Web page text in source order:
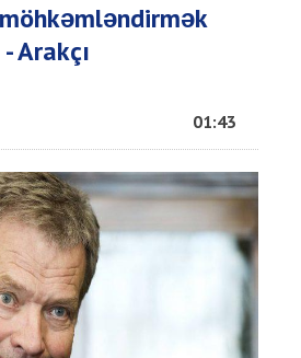
Arakçı
01:43